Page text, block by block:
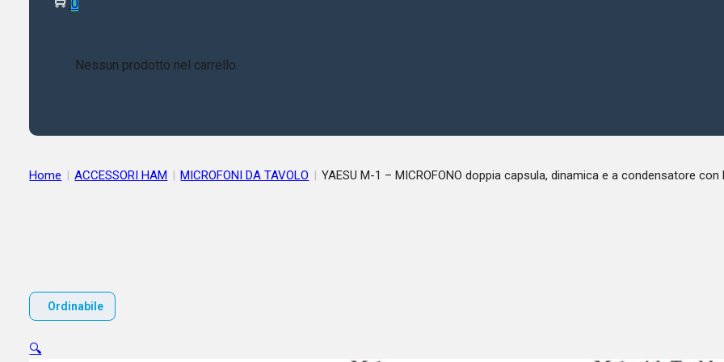
0
Nessun prodotto nel carrello.
Home | ACCESSORI HAM | MICROFONI DA TAVOLO | YAESU M-1 – MICROFONO doppia capsula, dinamica e a condensatore
Ordinabile
🔍